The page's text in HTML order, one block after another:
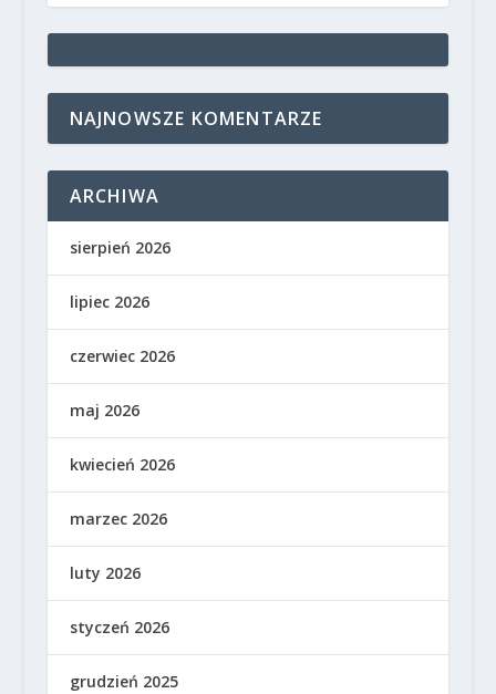
NAJNOWSZE KOMENTARZE
ARCHIWA
sierpień 2026
lipiec 2026
czerwiec 2026
maj 2026
kwiecień 2026
marzec 2026
luty 2026
styczeń 2026
grudzień 2025